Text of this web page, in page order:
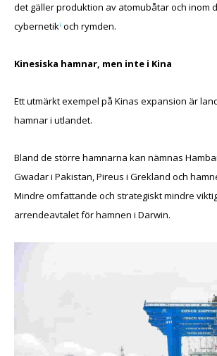
det gäller produktion av atomubåtar och inom
cybernetiki och rymden.
Kinesiska hamnar, men inte i Kina
Ett utmärkt exempel på Kinas expansion är
hamnar i utlandet.
Bland de större hamnarna kan nämnas
Gwadar i Pakistan, Pireus i Grekland och
Mindre omfattande och strategiskt mindre
arrendeavtalet för hamnen i Darwin.